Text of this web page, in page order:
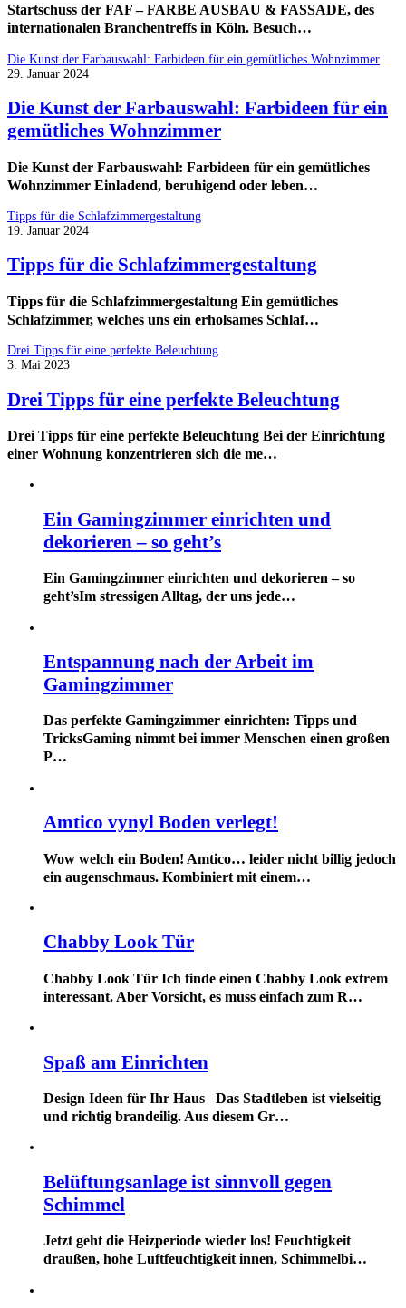
Startschuss der FAF – FARBE AUSBAU & FASSADE, des
internationalen Branchentreffs in Köln. Besuch…
Die Kunst der Farbauswahl: Farbideen für ein gemütliches Wohnzimmer
29. Januar 2024
Die Kunst der Farbauswahl: Farbideen für ein
gemütliches Wohnzimmer
Die Kunst der Farbauswahl: Farbideen für ein gemütliches
Wohnzimmer Einladend, beruhigend oder leben…
Tipps für die Schlafzimmergestaltung
19. Januar 2024
Tipps für die Schlafzimmergestaltung
Tipps für die Schlafzimmergestaltung Ein gemütliches
Schlafzimmer, welches uns ein erholsames Schlaf…
Drei Tipps für eine perfekte Beleuchtung
3. Mai 2023
Drei Tipps für eine perfekte Beleuchtung
Drei Tipps für eine perfekte Beleuchtung Bei der Einrichtung
einer Wohnung konzentrieren sich die me…
Ein Gamingzimmer einrichten und
dekorieren – so geht’s
Ein Gamingzimmer einrichten und dekorieren – so
geht’sIm stressigen Alltag, der uns jede…
Entspannung nach der Arbeit im
Gamingzimmer
Das perfekte Gamingzimmer einrichten: Tipps und
TricksGaming nimmt bei immer Menschen einen großen
P…
Amtico vynyl Boden verlegt!
Wow welch ein Boden! Amtico… leider nicht billig jedoch
ein augenschmaus. Kombiniert mit einem…
Chabby Look Tür
Chabby Look Tür Ich finde einen Chabby Look extrem
interessant. Aber Vorsicht, es muss einfach zum R…
Spaß am Einrichten
Design Ideen für Ihr Haus Das Stadtleben ist vielseitig
und richtig brandeilig. Aus diesem Gr…
Belüftungsanlage ist sinnvoll gegen
Schimmel
Jetzt geht die Heizperiode wieder los! Feuchtigkeit
draußen, hohe Luftfeuchtigkeit innen, Schimmelbi…